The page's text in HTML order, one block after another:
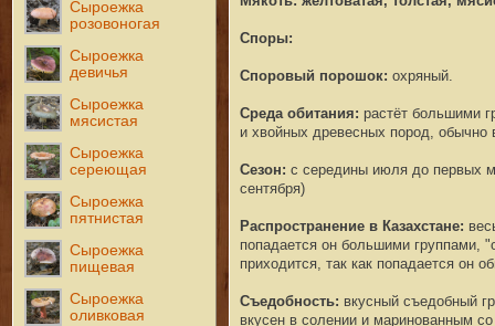
Сыроежка
розовоногая
Сыроежка
девичья
Сыроежка
мясистая
Сыроежка
сереющая
Сыроежка
пятнистая
Сыроежка
пищевая
Сыроежка
оливковая
Споры:
Споровый порошок: охряный.
Среда обитания: растёт большими
и хвойных древесных пород, обычно
Сезон: с середины июля до первых
сентября)
Распространение в Казахстане:
попадается он большими группами,
приходится, так как попадается он
Съедобность: вкусный съедобный
вкусен в солении и маринованным